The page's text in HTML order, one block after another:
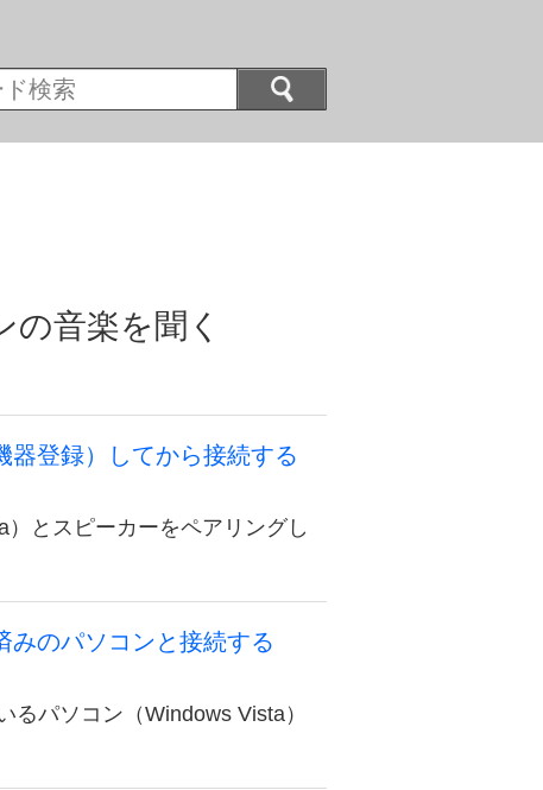
の音楽を聞く
器登録）してから接続する
とスピーカーをペアリングし
みのパソコンと接続する
パソコン（Windows Vista）